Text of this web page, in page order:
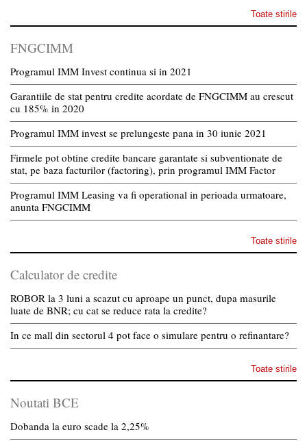
Toate stirile
FNGCIMM
Programul IMM Invest continua si in 2021
Garantiile de stat pentru credite acordate de FNGCIMM au crescut
cu 185% in 2020
Programul IMM invest se prelungeste pana in 30 iunie 2021
Firmele pot obtine credite bancare garantate si subventionate de
stat, pe baza facturilor (factoring), prin programul IMM Factor
Programul IMM Leasing va fi operational in perioada urmatoare,
anunta FNGCIMM
Toate stirile
Calculator de credite
ROBOR la 3 luni a scazut cu aproape un punct, dupa masurile
luate de BNR; cu cat se reduce rata la credite?
In ce mall din sectorul 4 pot face o simulare pentru o refinantare?
Toate stirile
Noutati BCE
Dobanda la euro scade la 2,25%